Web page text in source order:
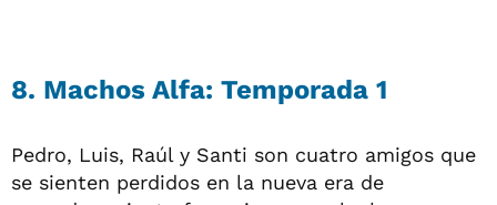
8. Machos Alfa: Temporada 1
Pedro, Luis, Raúl y Santi son cuatro amigos que
se sienten perdidos en la nueva era de